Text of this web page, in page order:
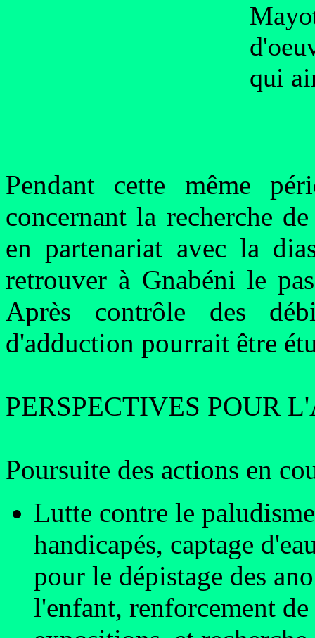
qui
Pendant cette même
concernant la recherche
en partenariat avec la
retrouver à Gnabéni le
Après contrôle des
d'adduction pourrait être
PERSPECTIVES POUR
Poursuite des actions en
Lutte contre le
handicapés, captage
pour le dépistage des
l'enfant, renforcement